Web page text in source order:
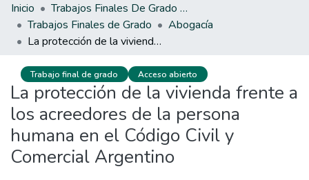
Inicio
Trabajos Finales De Grado Y Posgrado
Trabajos Finales de Grado
Abogacía
La protección de la vivienda frente a los acreedores de la persona humana en el Código Civil y Comercial Argentino
Trabajo final de grado Acceso abierto
La protección de la vivienda frente a
los acreedores de la persona
humana en el Código Civil y
Comercial Argentino